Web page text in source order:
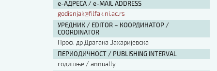
е-АДРЕСА / e-MAIL ADDRESS
godisnjak@filfak.ni.ac.rs
УРЕДНИК / EDITOR – КООРДИНАТОР /
COORDINATOR
Проф. др Драгана Захаријевска
ПЕРИОДИЧНОСТ / PUBLISHING INTERVAL
годишње / annually